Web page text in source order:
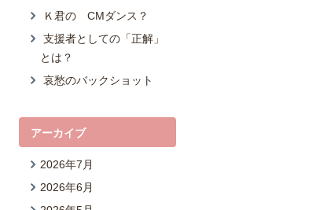
Ｋ君の CMダンス？
支援者としての「正解」
とは？
哀愁のバックショット
アーカイブ
2026年7月
2026年6月